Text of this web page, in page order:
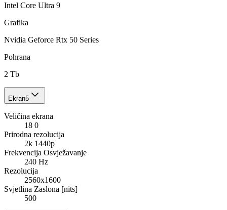
Intel Core Ultra 9
Grafika
Nvidia Geforce Rtx 50 Series
Pohrana
2 Tb
Ekran5
Veličina ekrana
18 0
Prirodna rezolucija
2k 1440p
Frekvencija Osvježavanje
240 Hz
Rezolucija
2560x1600
Svjetlina Zaslona [nits]
500